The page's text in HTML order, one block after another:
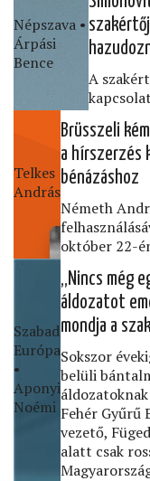
Népszava •
Árpási
Bence
A
Telkes
András
Brüsszeli
a
bénázáshoz
Németh
október 22-
Szabad
Európa
•
Aponyi
Noémi
„Nincs még
áldozatot
mondja a
Sokszor
belüli
Fehér Gyűrű
vezető,
alatt csak